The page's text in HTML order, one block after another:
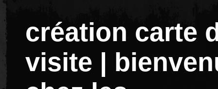
création carte
visite |